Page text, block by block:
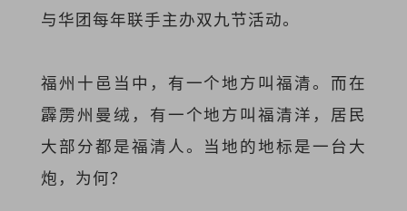
与华团每年联手主办双九节活动。
福州十邑当中，有一个地方叫福清。而在
霹雳州曼绒，有一个地方叫福清洋，居民
大部分都是福清人。当地的地标是一台大
炮，为何？